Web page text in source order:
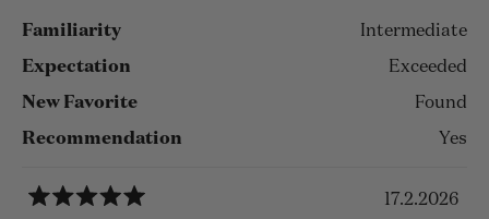
Familiarity Intermediate
Expectation Exceeded
New Favorite Found
Recommendation Yes
17.2.2026